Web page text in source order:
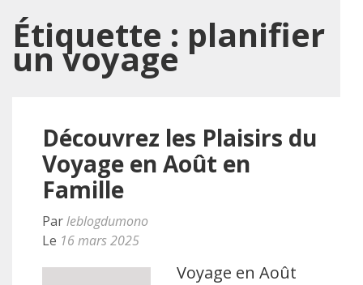
Étiquette : planifier
un voyage
Découvrez les Plaisirs du
Voyage en Août en
Famille
Parleblogdumono
Le 16 mars 2025
Voyage en Août